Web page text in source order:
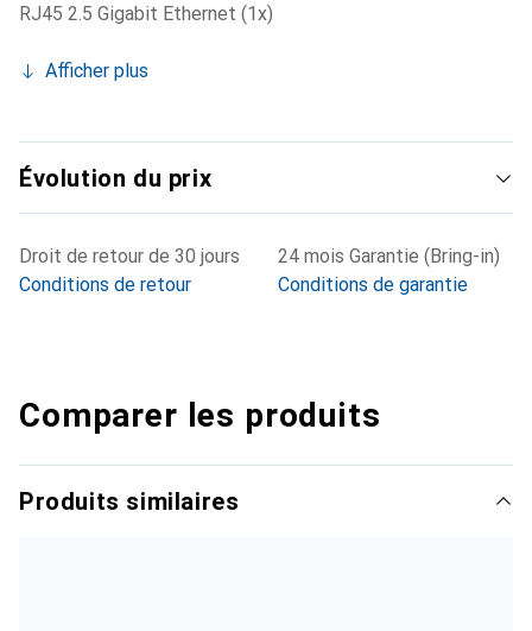
RJ45 2.5 Gigabit Ethernet (1x)
Afficher plus
Évolution du prix
Droit de retour de 30 jours
Conditions de retour
24 mois Garantie (Bring-in)
Conditions de garantie
Comparer les produits
Produits similaires